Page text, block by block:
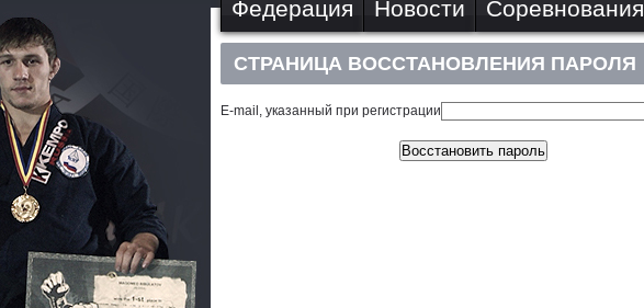
Федерация Новости Соревнования
СТРАНИЦА ВОССТАНОВЛЕНИЯ ПАРОЛЯ
E-mail, указанный при регистрации